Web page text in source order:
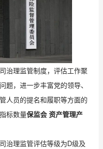
治理监管制度，评估工作聚
题，进一步丰富党的领导、
人员的提名和履职等方面的
标数量保监会 资产管理产
治理监管评估等级为D级及